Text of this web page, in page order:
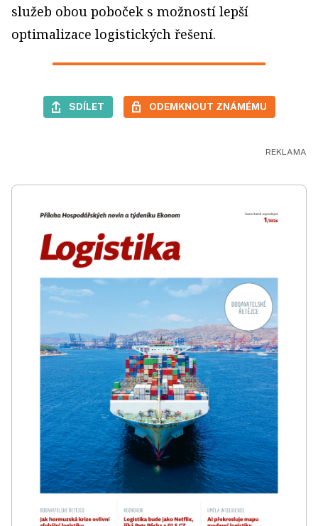
služeb obou poboček s možností lepší
optimalizace logistických řešení.
SDÍLET ODEMKNOUT ZNÁMÉMU